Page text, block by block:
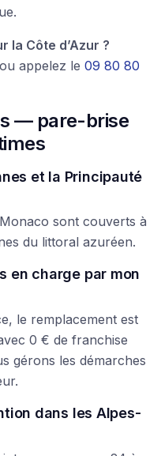
la Côte d’Azur ?
ou appelez le 09 80 80
— pare-brise
et la Principauté
sont couverts à
du littoral azuréen.
en charge par mon
le remplacement est
0 € de franchise
gérons les démarches
dans les Alpes-